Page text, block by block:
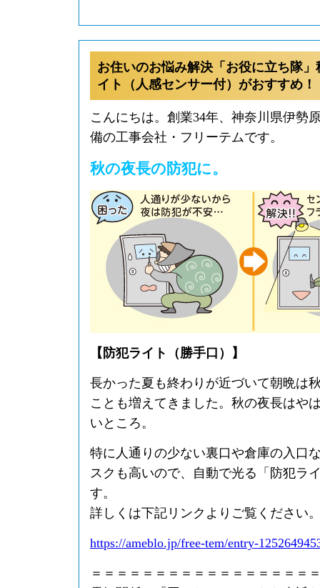
お住いのお悩み解決「お役に立ち隊
イト（人感センサー付）がおすすめ！
こんにちは。創業34年、神奈川県伊勢
備の工事会社・フリーテムです。
秋の夜長の防犯に。
【防犯ライト（勝手口）】
長かった夏も終わりが近づいて朝晩は
ことも増えてきました。秋の夜長はや
いところ。
特に人通りの少ない裏口や倉庫の入口
スクも高いので、自動で光る「防犯ラ
す。
詳しくは下記リンクよりご覧ください
https://ameblo.jp/free-tem/entry-
＝＝＝＝＝＝＝＝＝＝＝＝＝＝＝＝＝